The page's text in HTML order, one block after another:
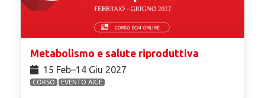
Metabolismo e salute riproduttiva
15 Feb⁠–14 Giu 2027
CORSO EVENTO AIGE